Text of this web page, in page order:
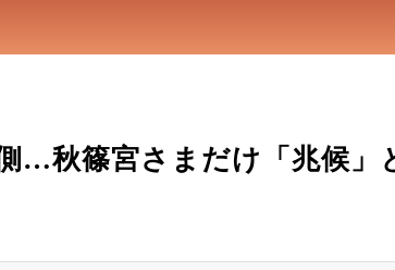
…秋篠宮さまだけ「兆候」